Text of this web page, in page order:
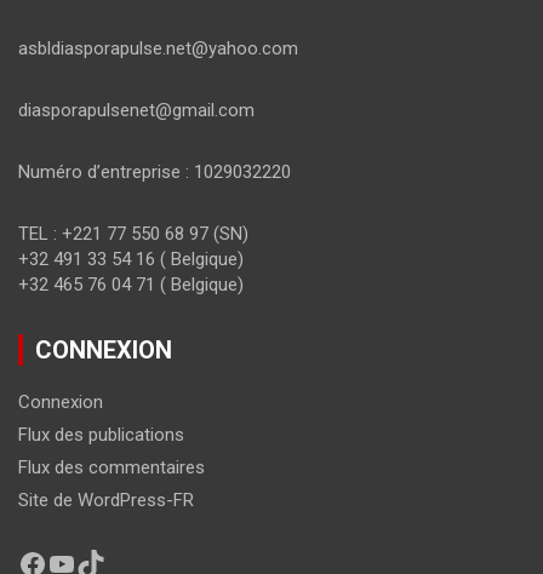
asbldiasporapulse.net@yahoo.com
diasporapulsenet@gmail.com
Numéro d’entreprise : 1029032220
TEL : +221 77 550 68 97 (SN)
+32 491 33 54 16 ( Belgique)
+32 465 76 04 71 ( Belgique)
CONNEXION
Connexion
Flux des publications
Flux des commentaires
Site de WordPress-FR